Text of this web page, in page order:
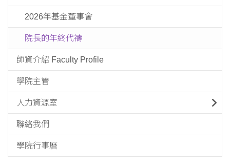
2026年基金董事會
院長的年終代禱
師資介紹 Faculty Profile
學院主管
人力資源室
聯絡我們
學院行事曆